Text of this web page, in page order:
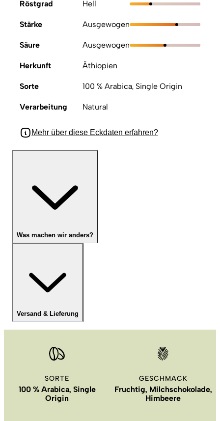
Röstgrad Hell
Stärke Ausgewogen
Säure Ausgewogen
Herkunft Äthiopien
Sorte 100 % Arabica, Single Origin
Verarbeitung Natural
Mehr über diese Eckdaten erfahren?
Was machen wir anders?
Versand & Lieferung
SORTE
100 % Arabica, Single
Origin
GESCHMACK
Fruchtig, Milchschokolade,
Himbeere